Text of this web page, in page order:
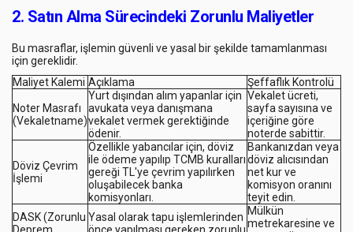
2. Satın Alma Sürecindeki Zorunlu Maliyetler
Bu masraflar, işlemin güvenli ve yasal bir şekilde tamamlanması
için gereklidir.
Maliyet Kalemi Açıklama Şeffaflık Kontrolü
Noter Masrafı
(Vekaletname)
Yurt dışından alım yapanlar için
avukata veya danışmana
vekalet vermek gerektiğinde
ödenir.
Vekalet ücreti,
sayfa sayısına ve
içeriğine göre
noterde sabittir.
Döviz Çevrim
İşlemi
Özellikle yabancılar için, döviz
ile ödeme yapılıp TCMB kuralları
gereği TL'ye çevrim yapılırken
oluşabilecek banka
komisyonları.
Bankanızdan veya
döviz alıcısından
net kur ve
komisyon oranını
teyit edin.
DASK (Zorunlu Yasal olarak tapu işlemlerinden Mülkün
metrekaresine ve